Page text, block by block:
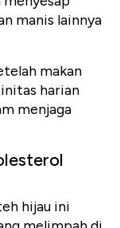
manis lainnya
makan
harian
menjaga
hijau ini